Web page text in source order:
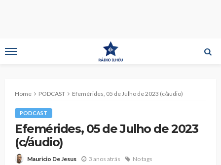
Home PODCAST Efemérides, 05 de Julho de 2023 (c/áudio)
PODCAST
Efemérides, 05 de Julho de 2023
(c/áudio)
Mauricio De Jesus 3 anos atrás No tags